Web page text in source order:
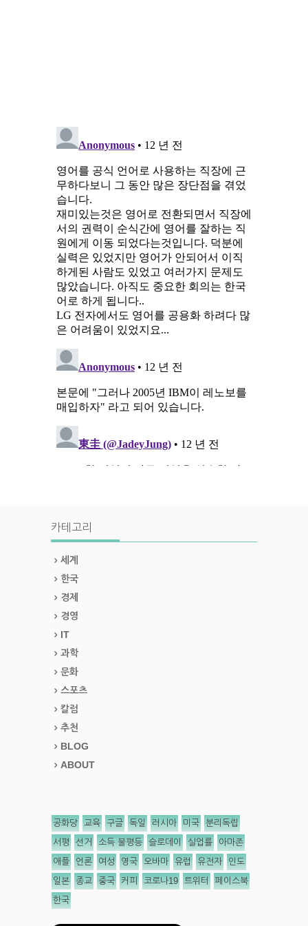
카테고리
세계
한국
경제
경영
IT
과학
문화
스포츠
칼럼
추천
BLOG
ABOUT
공화당 교육 구글 독일 러시아 미국 분리독립
서평 선거 소득 불평등 슬로데이 실업률 아마존
애플 언론 여성 영국 오바마 유럽 유전자 인도
일본 종교 중국 커피 코로나19 트위터 페이스북
한국